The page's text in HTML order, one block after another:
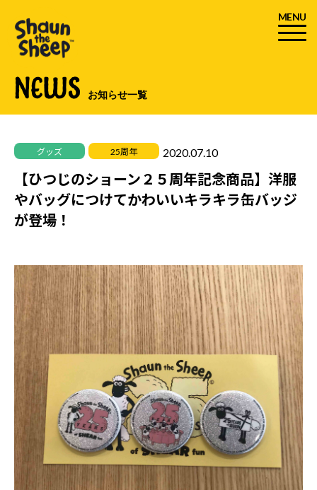
MENU
NEWS お知らせ一覧
グッズ 25周年 2020.07.10
【ひつじのショーン２５周年記念商品】洋服
やバッグにつけてかわいいキラキラ缶バッジ
が登場！